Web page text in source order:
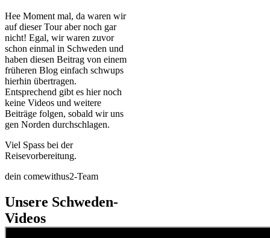
Hee Moment mal, da waren wir
auf dieser Tour aber noch gar
nicht! Egal, wir waren zuvor
schon einmal in Schweden und
haben diesen Beitrag von einem
früheren Blog einfach schwups
hierhin übertragen.
Entsprechend gibt es hier noch
keine Videos und weitere
Beiträge folgen, sobald wir uns
gen Norden durchschlagen.
Viel Spass bei der
Reisevorbereitung.
dein comewithus2-Team
Unsere Schweden-
Videos